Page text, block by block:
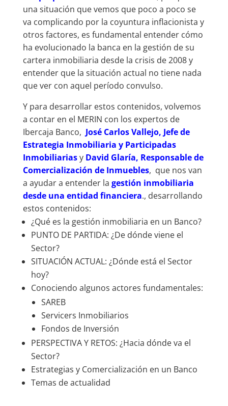
una situación que vemos que poco a poco se
va complicando por la coyuntura inflacionista y
otros factores, es fundamental entender cómo
ha evolucionado la banca en la gestión de su
cartera inmobiliaria desde la crisis de 2008 y
entender que la situación actual no tiene nada
que ver con aquel período convulso.
Y para desarrollar estos contenidos, volvemos
a contar en el MERIN con los expertos de
Ibercaja Banco, José Carlos Vallejo, Jefe de
Estrategia Inmobiliaria y Participadas
Inmobiliariasy David Glaría, Responsable de
Comercialización de Inmuebles, que nos van
a ayudar a entender la gestión inmobiliaria
desde una entidad financiera., desarrollando
estos contenidos:
¿Qué es la gestión inmobiliaria en un Banco?
PUNTO DE PARTIDA: ¿De dónde viene el
Sector?
SITUACIÓN ACTUAL: ¿Dónde está el Sector
hoy?
Conociendo algunos actores fundamentales:
SAREB
Servicers Inmobiliarios
Fondos de Inversión
PERSPECTIVA Y RETOS: ¿Hacia dónde va el
Sector?
Estrategias y Comercialización en un Banco
Temas de actualidad